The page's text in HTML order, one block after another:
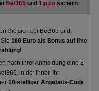
Bet365 undTipico sichern
Sie sich bei Bet365 und
Sie100 Euro als Bonus auf Ihre
!
nach Ihrer Anmeldung eine E-
in der Ihnen Ihr
10-stelliger Angebots-Code